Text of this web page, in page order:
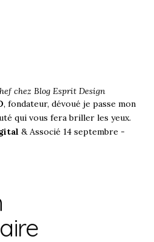
chez Blog Esprit Design
, fondateur, dévoué je passe mon
qui vous fera briller les yeux.
& Associé 14 septembre -